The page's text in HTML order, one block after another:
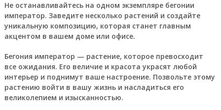
Не останавливайтесь на одном экземпляре бегонии
император. Заведите несколько растений и создайте
уникальную композицию, которая станет главным
акцентом в вашем доме или офисе.
Бегония император — растение, которое превосходит
все ожидания. Его величие и красота украсят любой
интерьер и поднимут ваше настроение. Позвольте этому
растению войти в вашу жизнь и насладиться его
великолепием и изысканностью.